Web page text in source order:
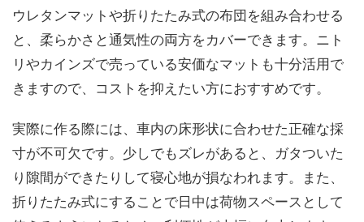
ウレタンマットや折りたたみ式の布団を組み合わせる
と、柔らかさと通気性の両方をカバーできます。ニト
リやカインズで売っている安価なマットも十分活用で
きますので、コストを抑えたい方におすすめです。
実際に作る際には、車内の床形状に合わせた正確な採
寸が不可欠です。少しでもズレがあると、ガタついた
り隙間ができたりして寝心地が損なわれます。また、
折りたたみ式にすることで日中は荷物スペースとして